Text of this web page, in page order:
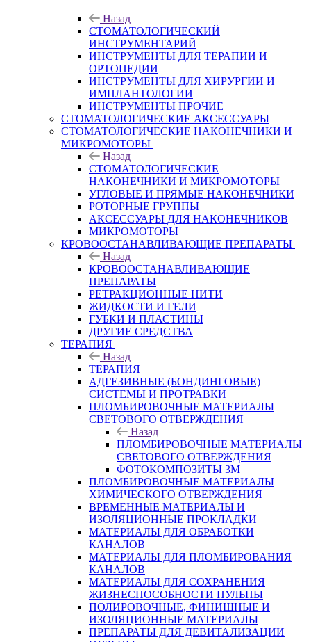
Назад
СТОМАТОЛОГИЧЕСКИЙ
ИНСТРУМЕНТАРИЙ
ИНСТРУМЕНТЫ ДЛЯ ТЕРАПИИ И
ОРТОПЕДИИ
ИНСТРУМЕНТЫ ДЛЯ ХИРУРГИИ И
ИМПЛАНТОЛОГИИ
ИНСТРУМЕНТЫ ПРОЧИЕ
СТОМАТОЛОГИЧЕСКИЕ АКСЕССУАРЫ
СТОМАТОЛОГИЧЕСКИЕ НАКОНЕЧНИКИ И
МИКРОМОТОРЫ
Назад
СТОМАТОЛОГИЧЕСКИЕ
НАКОНЕЧНИКИ И МИКРОМОТОРЫ
УГЛОВЫЕ И ПРЯМЫЕ НАКОНЕЧНИКИ
РОТОРНЫЕ ГРУППЫ
АКСЕССУАРЫ ДЛЯ НАКОНЕЧНИКОВ
МИКРОМОТОРЫ
КРОВООСТАНАВЛИВАЮЩИЕ ПРЕПАРАТЫ
Назад
КРОВООСТАНАВЛИВАЮЩИЕ
ПРЕПАРАТЫ
РЕТРАКЦИОННЫЕ НИТИ
ЖИДКОСТИ И ГЕЛИ
ГУБКИ И ПЛАСТИНЫ
ДРУГИЕ СРЕДСТВА
ТЕРАПИЯ
Назад
ТЕРАПИЯ
АДГЕЗИВНЫЕ (БОНДИНГОВЫЕ)
СИСТЕМЫ И ПРОТРАВКИ
ПЛОМБИРОВОЧНЫЕ МАТЕРИАЛЫ
СВЕТОВОГО ОТВЕРЖДЕНИЯ
Назад
ПЛОМБИРОВОЧНЫЕ МАТЕРИАЛЫ
СВЕТОВОГО ОТВЕРЖДЕНИЯ
ФОТОКОМПОЗИТЫ 3М
ПЛОМБИРОВОЧНЫЕ МАТЕРИАЛЫ
ХИМИЧЕСКОГО ОТВЕРЖДЕНИЯ
ВРЕМЕННЫЕ МАТЕРИАЛЫ И
ИЗОЛЯЦИОННЫЕ ПРОКЛАДКИ
МАТЕРИАЛЫ ДЛЯ ОБРАБОТКИ
КАНАЛОВ
МАТЕРИАЛЫ ДЛЯ ПЛОМБИРОВАНИЯ
КАНАЛОВ
МАТЕРИАЛЫ ДЛЯ СОХРАНЕНИЯ
ЖИЗНЕСПОСОБНОСТИ ПУЛЬПЫ
ПОЛИРОВОЧНЫЕ, ФИНИШНЫЕ И
ИЗОЛЯЦИОННЫЕ МАТЕРИАЛЫ
ПРЕПАРАТЫ ДЛЯ ДЕВИТАЛИЗАЦИИ